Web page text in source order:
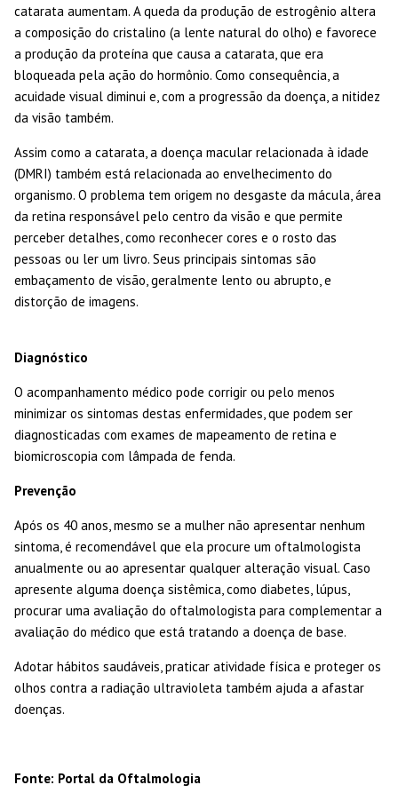
catarata aumentam. A queda da produção de estrogênio altera
a composição do cristalino (a lente natural do olho) e favorece
a produção da proteína que causa a catarata, que era
bloqueada pela ação do hormônio. Como consequência, a
acuidade visual diminui e, com a progressão da doença, a nitidez
da visão também.
Assim como a catarata, a doença macular relacionada à idade
(DMRI) também está relacionada ao envelhecimento do
organismo. O problema tem origem no desgaste da mácula, área
da retina responsável pelo centro da visão e que permite
perceber detalhes, como reconhecer cores e o rosto das
pessoas ou ler um livro. Seus principais sintomas são
embaçamento de visão, geralmente lento ou abrupto, e
distorção de imagens.
Diagnóstico
O acompanhamento médico pode corrigir ou pelo menos
minimizar os sintomas destas enfermidades, que podem ser
diagnosticadas com exames de mapeamento de retina e
biomicroscopia com lâmpada de fenda.
Prevenção
Após os 40 anos, mesmo se a mulher não apresentar nenhum
sintoma, é recomendável que ela procure um oftalmologista
anualmente ou ao apresentar qualquer alteração visual. Caso
apresente alguma doença sistêmica, como diabetes, lúpus,
procurar uma avaliação do oftalmologista para complementar a
avaliação do médico que está tratando a doença de base.
Adotar hábitos saudáveis, praticar atividade física e proteger os
olhos contra a radiação ultravioleta também ajuda a afastar
doenças.
Fonte: Portal da Oftalmologia